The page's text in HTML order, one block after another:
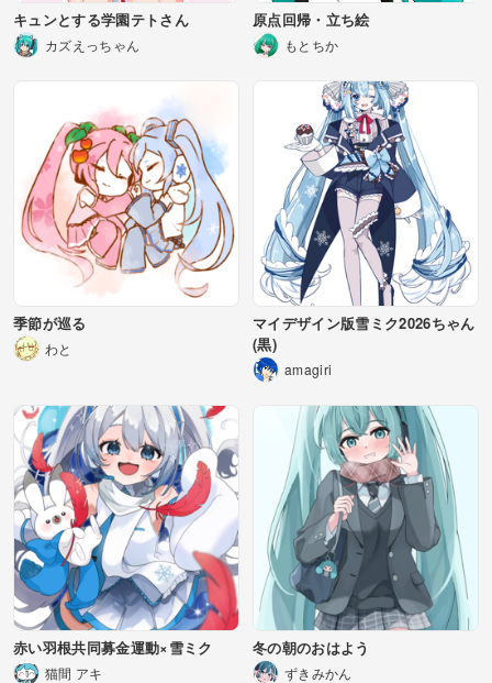
キュンとする学園テトさん
カズえっちゃん
原点回帰・立ち絵
もとちか
季節が巡る
わと
マイデザイン版雪ミク2026ちゃん
(黒)
amagiri
赤い羽根共同募金運動×雪ミク
猫間 アキ
冬の朝のおはよう
ずきみかん